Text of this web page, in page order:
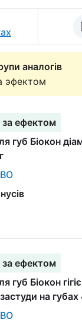
аналогів
эфектом
за ефектом
губ Біокон
за ефектом
губ Біокон
застуди на губах